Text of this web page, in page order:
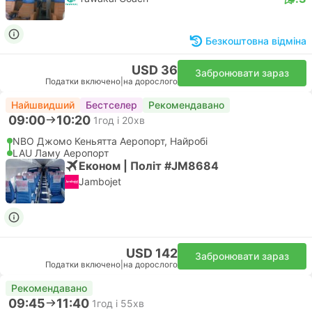
Безкоштовна відміна
USD 36
Податки включено на дорослого
Забронювати зараз
Найшвидший Бестселер Рекомендавано
09:00 10:20 1год і 20хв
NBO Джомо Кеньятта Аеропорт, Найробі
LAU Ламу Аеропорт
Економ | Політ #JM8684
Jambojet
USD 142
Податки включено на дорослого
Забронювати зараз
Рекомендавано
09:45 11:40 1год і 55хв